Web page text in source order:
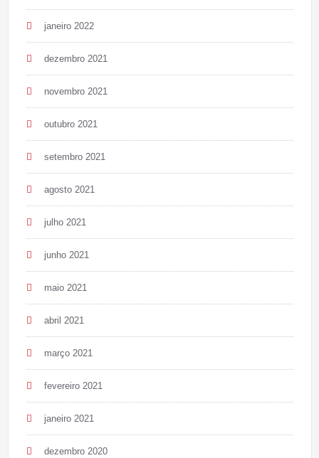
janeiro 2022
dezembro 2021
novembro 2021
outubro 2021
setembro 2021
agosto 2021
julho 2021
junho 2021
maio 2021
abril 2021
março 2021
fevereiro 2021
janeiro 2021
dezembro 2020